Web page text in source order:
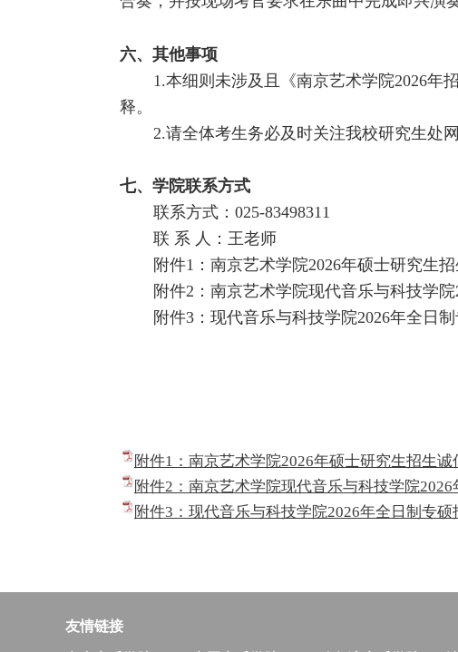
六、 其他事项
1.本细则未涉及且《南京艺术学院2026年
释。
2.请全体考生务必及时关注我校研究生处
七、学院联系方式
联系方式：025-83498311
联 系 人：王老师
附件1：南京艺术学院2026年硕士研究生
附件2：南京艺术学院现代音乐与科技学
附件3：现代音乐与科技学院2026年全日
附件1：南京艺术学院2026年硕士研究生招生
附件2：南京艺术学院现代音乐与科技学院
附件3：现代音乐与科技学院2026年全日制专
友情链接